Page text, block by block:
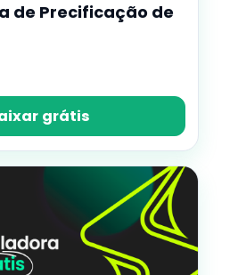
de Precificação de
grátis